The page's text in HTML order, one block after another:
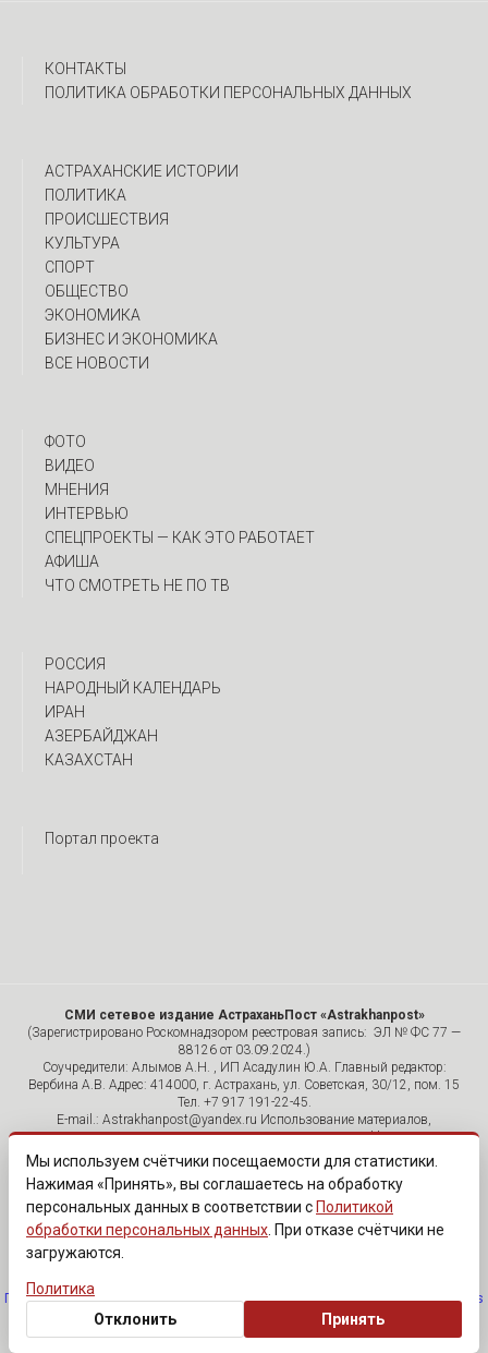
КОНТАКТЫ
ПОЛИТИКА ОБРАБОТКИ ПЕРСОНАЛЬНЫХ ДАННЫХ
АСТРАХАНСКИЕ ИСТОРИИ
ПОЛИТИКА
ПРОИСШЕСТВИЯ
КУЛЬТУРА
СПОРТ
ОБЩЕСТВО
ЭКОНОМИКА
БИЗНЕС И ЭКОНОМИКА
ВСЕ НОВОСТИ
ФОТО
ВИДЕО
МНЕНИЯ
ИНТЕРВЬЮ
CПЕЦПРОЕКТЫ — КАК ЭТО РАБОТАЕТ
АФИША
ЧТО СМОТРЕТЬ НЕ ПО ТВ
РОССИЯ
НАРОДНЫЙ КАЛЕНДАРЬ
ИРАН
АЗЕРБАЙДЖАН
КАЗАХСТАН
Портал проекта
СМИ сетевое издание АстраханьПост «Astrakhanpost»
(Зарегистрировано Роскомнадзором реестровая запись: ЭЛ № ФС 77 —
88126 от 03.09.2024.)
Соучредители: Алымов А.Н. , ИП Асадулин Ю.А. Главный редактор:
Вербина А.В. Адрес: 414000, г. Астрахань, ул. Советская, 30/12, пом. 15
Тел. +7 917 191-22-45.
E-mail.: Astrakhanpost@yandex.ru Использование материалов,
размещенных на страницах сетевого издания «Astrakhanpost»,
допускается исключительно с указанием источника и публикацией
активной гиперссылки на портал Astrakhanpost.ru. Комментарии
читателей сайта размещаются без предварительного редактирования.
Редакция оставляет за собой право удалить их с сайта или
отредактировать, если указанные сообщения нарушают законы РФ.
«САЙТ ПРЕДНАЗНАЧЕН ДЛЯ АУДИТОРИИ 18+»
Политика обработки персональных данных·Изменить согласие на cookies
Мы используем счётчики посещаемости для статистики.
Нажимая «Принять», вы соглашаетесь на обработку
персональных данных в соответствии с Политикой
обработки персональных данных . При отказе счётчики не
загружаются.
Политика
Отклонить
Принять